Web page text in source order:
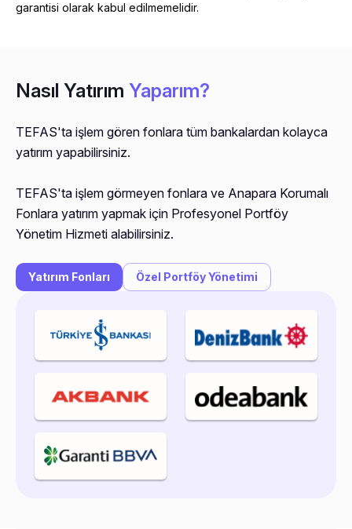
garantisi olarak kabul edilmemelidir.
Nasıl Yatırım Yaparım?
TEFAS'ta işlem gören fonlara tüm bankalardan kolayca
yatırım yapabilirsiniz.
TEFAS'ta işlem görmeyen fonlara ve Anapara Korumalı
Fonlara yatırım yapmak için Profesyonel Portföy
Yönetim Hizmeti alabilirsiniz.
Yatırım Fonları Özel Portföy Yönetimi